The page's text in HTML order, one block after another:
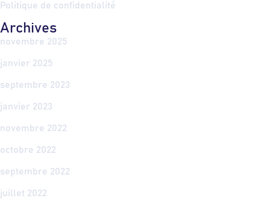
Politique de confidentialité
Archives
novembre 2025
janvier 2025
septembre 2023
janvier 2023
novembre 2022
octobre 2022
septembre 2022
juillet 2022